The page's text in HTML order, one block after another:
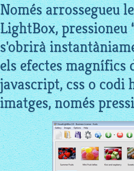
Només arrossegueu
LightBox, pressioneu
s'obrirà
els efectes magnífics
javascript, css o codi
imatges, només